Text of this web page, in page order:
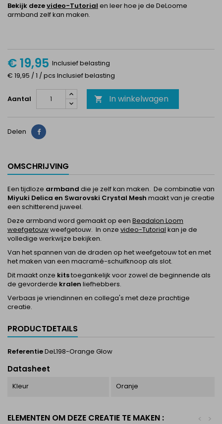
Bekijk dezevideo-Tutorial en leer hoe je de DeLoome
armband zelf kan maken.
€ 19,95 Inclusief belasting
€ 19,95 / 1 / pcs Inclusief belasting
Aantal  In winkelwagen
Delen Delen
OMSCHRIJVING
Een tijdloze armband die je zelf kan maken. De combinatie van
Miyuki Delica en Swarovski Crystal Mesh maakt van je creatie
een schitterend juweel.
Deze armband word gemaakt op een Beadalon Loom
weefgetouwweefgetouw. In onze video-Tutorial kan je de
volledige werkwijze bekijken.
Van het spannen van de draden op het weefgetouw tot en met
het maken van een macramé-schuifknoop als slot.
Dit maakt onze kitstoegankelijk voor zowel de beginnende als
de gevorderde kralen liefhebbers.
Verbaas je vriendinnen en collega's met deze prachtige
creatie.
PRODUCTDETAILS
ReferentieDeL198-Orange Glow
Datasheet
Kleur Oranje
ELEMENTEN OM DEZE CREATIE TE MAKEN : >
<